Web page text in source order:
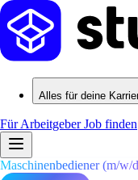
Alles für deine
Für ArbeitgeberJob finden
Maschinenbediener (m/w/